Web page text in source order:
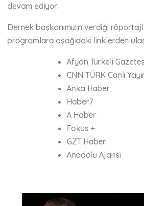
devam ediyor.
Dernek başkanımızın verdiği
programlara aşağıdaki linklerden
Afyon Türkeli
CNN TÜRK Canlı
Anka Haber
Haber7
A Haber
Fokus +
GZT Haber
Anadolu Ajansı